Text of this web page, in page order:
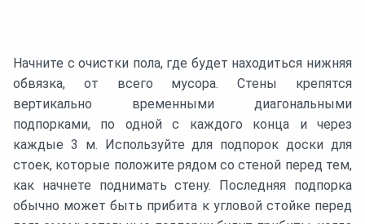
Начните с очистки пола, где будет находиться нижняя
обвязка, от всего мусора. Стены крепятся
вертикально временными диагональными
подпорками, по одной с каждого конца и через
каждые 3 м. Используйте для подпорок доски для
стоек, которые положите рядом со стеной перед тем,
как начнете поднимать стену. Последняя подпорка
обычно может быть прибита к угловой стойке перед